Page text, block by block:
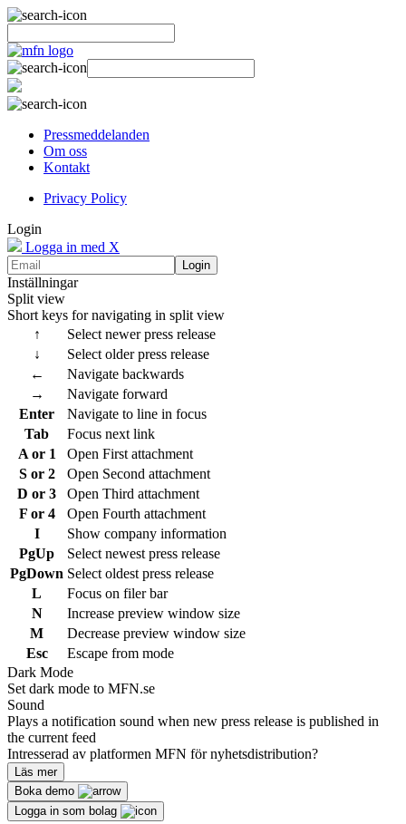
Pressmeddelanden
Om oss
Kontakt
Privacy Policy
Login
Logga in med X
Login
Inställningar
Split view
Short keys for navigating in split view
↑
Select newer press release
↓
Select older press release
←
Navigate backwards
→
Navigate forward
Enter
Navigate to line in focus
Tab
Focus next link
A or 1
Open First attachment
S or 2
Open Second attachment
D or 3
Open Third attachment
F or 4
Open Fourth attachment
I
Show company information
PgUp
Select newest press release
PgDown Select oldest press release
L
Focus on filer bar
N
Increase preview window size
M
Decrease preview window size
Esc
Escape from mode
Dark Mode
Set dark mode to MFN.se
Sound
Plays a notification sound when new press release is published in
the current feed
Intresserad av platformen MFN för nyhetsdistribution?
Läs mer
Boka demo
Logga in som bolag